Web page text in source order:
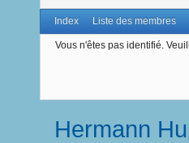
Index Liste des membres
Vous n'êtes pas identifié.
Hermann